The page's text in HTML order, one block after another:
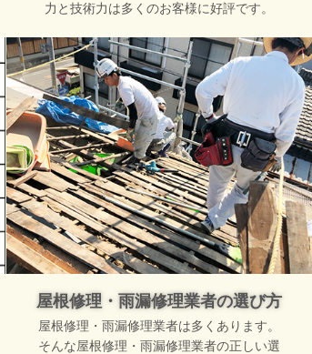
力と技術力は多くのお客様に好評です。
屋根修理・雨漏修理業者の選び方
屋根修理・雨漏修理業者は多くあります。
そんな屋根修理・雨漏修理業者の正しい選